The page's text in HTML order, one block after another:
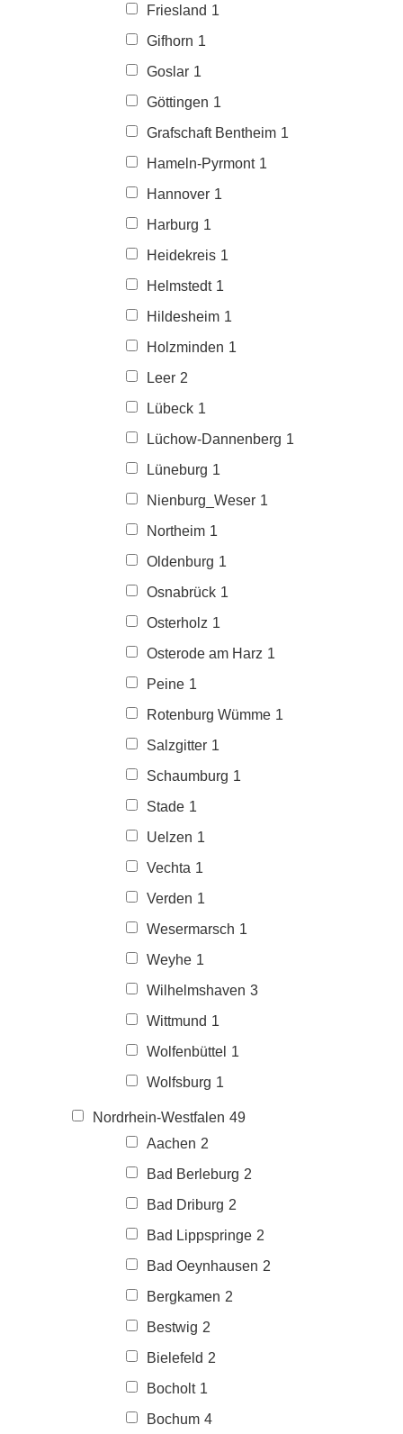
Friesland 1
Gifhorn 1
Goslar 1
Göttingen 1
Grafschaft Bentheim 1
Hameln-Pyrmont 1
Hannover 1
Harburg 1
Heidekreis 1
Helmstedt 1
Hildesheim 1
Holzminden 1
Leer 2
Lübeck 1
Lüchow-Dannenberg 1
Lüneburg 1
Nienburg_Weser 1
Northeim 1
Oldenburg 1
Osnabrück 1
Osterholz 1
Osterode am Harz 1
Peine 1
Rotenburg Wümme 1
Salzgitter 1
Schaumburg 1
Stade 1
Uelzen 1
Vechta 1
Verden 1
Wesermarsch 1
Weyhe 1
Wilhelmshaven 3
Wittmund 1
Wolfenbüttel 1
Wolfsburg 1
Nordrhein-Westfalen 49
Aachen 2
Bad Berleburg 2
Bad Driburg 2
Bad Lippspringe 2
Bad Oeynhausen 2
Bergkamen 2
Bestwig 2
Bielefeld 2
Bocholt 1
Bochum 4